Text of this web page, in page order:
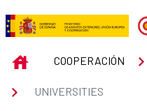
Skip to Main Content
UNIVERSITIES
INICIOCOOPERACIÓN
UNIVERSITIES